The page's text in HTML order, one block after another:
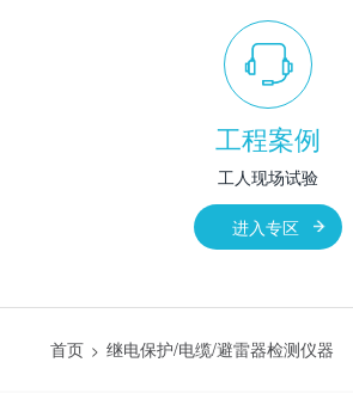
工程案例
工人现场试验
进入专区
首页> 继电保护/电缆/避雷器检测仪器